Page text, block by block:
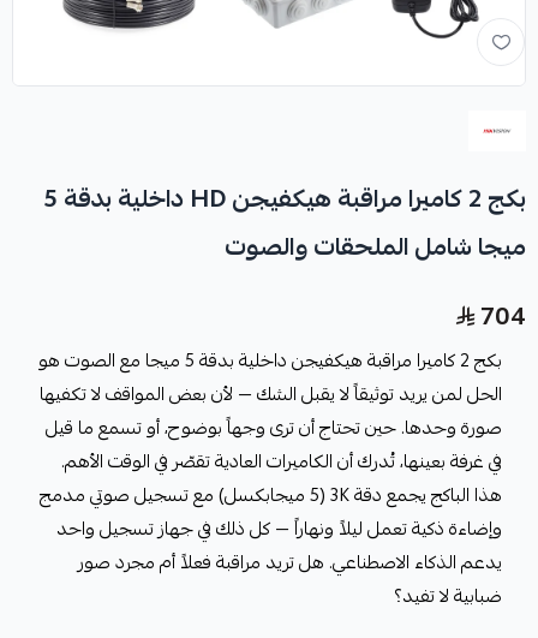
بكج 2 كاميرا مراقبة هيكفيجن HD داخلية بدقة 5
ميجا شامل الملحقات والصوت
704
بكج 2 كاميرا مراقبة هيكفيجن داخلية بدقة 5 ميجا مع الصوت هو
الحل لمن يريد توثيقاً لا يقبل الشك — لأن بعض المواقف لا تكفيها
صورة وحدها. حين تحتاج أن ترى وجهاً بوضوح، أو تسمع ما قيل
في غرفة بعينها، تُدرك أن الكاميرات العادية تقصّر في الوقت الأهم.
هذا الباكج يجمع دقة 3K (5 ميجابكسل) مع تسجيل صوتي مدمج
وإضاءة ذكية تعمل ليلاً ونهاراً — كل ذلك في جهاز تسجيل واحد
يدعم الذكاء الاصطناعي. هل تريد مراقبة فعلاً أم مجرد صور
ضبابية لا تفيد؟